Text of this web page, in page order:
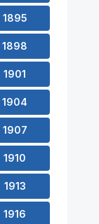
1895
1898
1901
1904
1907
1910
1913
1916